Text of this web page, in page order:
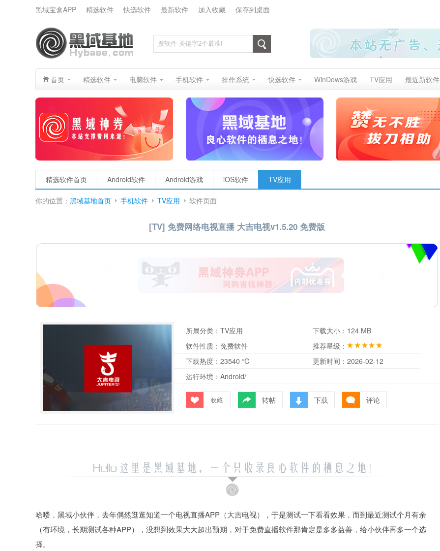
黑域宝盒APP 精选软件 快选软件 最新软件 加入收藏 保存到桌面
首页 精选软件 电脑软件 手机软件 操作系统 快选软件 WinDows游戏 TV应用 最近新软件
精选软件首页 Android软件 Android游戏 iOS软件 TV应用
你的位置： 黑域基地首页 手机软件 TV应用 软件页面
[TV] 免费网络电视直播 大吉电视v1.5.20 免费版
所属分类： TV应用 下载大小： 124 MB
软件性质： 免费软件
推荐星级：
下载热度： 23540 ℃ 更新时间： 2026-02-12
运行环境： Android/
收藏 转帖 下载 评论
哈喽，黑域小伙伴，去年偶然逛逛知道一个电视直播APP（大吉电视），于是测试一下看看效果，而到最近测试个月有余
（有环境，长期测试各种APP），没想到效果大大超出预期，对于免费直播软件那肯定是多多益善，给小伙伴再多一个选
择。